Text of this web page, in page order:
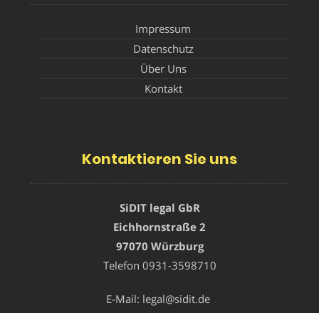
Impressum
Datenschutz
Über Uns
Kontakt
Kontaktieren Sie uns
SiDIT legal GbR
Eichhornstraße 2
97070 Würzburg
Telefon 0931-3598710
E-Mail: legal@sidit.de